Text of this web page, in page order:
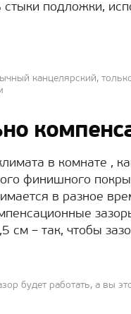
подложки,
канцелярский,
в комнате ,
финишного
в разное
см – так, чтобы
будет работать, а вы